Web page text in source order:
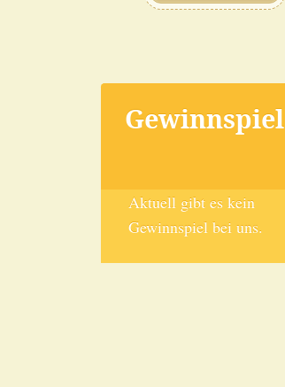
Gewinnspiel
Aktuell gibt es kein
Gewinnspiel bei uns.